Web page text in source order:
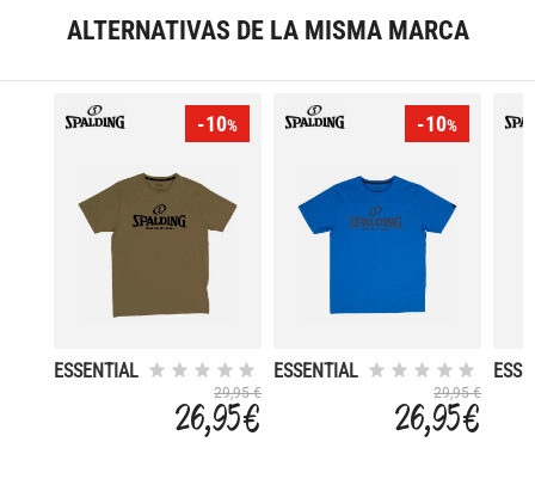
ALTERNATIVAS DE LA MISMA MARCA
-10%
ESSENTIAL
29,95 €
26,95 €
-10%
ESSENTIAL
29,95 €
26,95 €